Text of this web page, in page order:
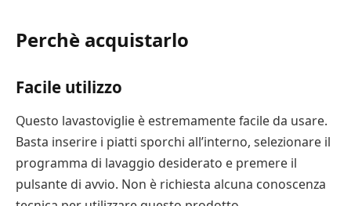
Perchè acquistarlo
Facile utilizzo
Questo lavastoviglie è estremamente facile da usare.
Basta inserire i piatti sporchi all’interno, selezionare il
programma di lavaggio desiderato e premere il
pulsante di avvio. Non è richiesta alcuna conoscenza